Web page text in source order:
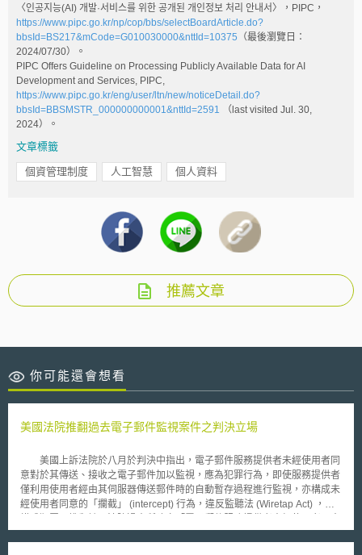
〈인공지능(AI) 개발·서비스를 위한 공개된 개인정보 처리 안내서〉，PIPC，
https://www.pipc.go.kr/np/cop/bbs/selectBoardArticle.do?
bbsId=BS217&mCode=G010030000&nttId=10375 （最後瀏覽日：
2024/07/30）。
PIPC Offers Guideline on Processing Publicly Available Data for AI
Development and Services, PIPC,
https://www.pipc.go.kr/eng/user/ltn/new/noticeDetail.do?
bbsId=BBSMSTR_000000000001&nttId=2591
（last visited Jul. 30,
2024）。
文章標籤
個資管理制度 人工智慧 個人資料
推薦文章
你可能還會想看
美國法院推翻過去電子郵件監視案件之判決立場
美國上訴法院於八月於判決中指出，電子郵件服務提供者未經使用者同
意對於其傳送、接收之電子郵件加以監視，應為犯罪行為，即使服務提供者
僅利用使用者經由其伺服器傳送郵件時的自動暫存過程進行監視，亦構成未
經使用者同意的「攔截」 (intercept) 行為，違反監聽法 (Wiretap Act) ，而
監視使用者電子郵件通訊，不屬違反監聽法之犯罪行為」的立場。 被